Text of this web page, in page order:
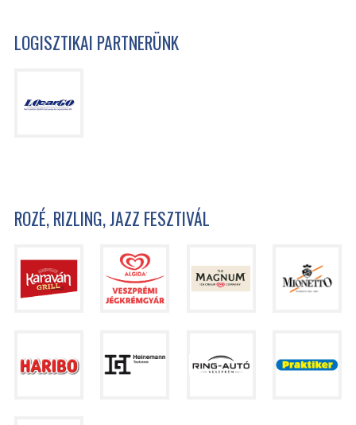
LOGISZTIKAI PARTNERÜNK
ROZÉ, RIZLING, JAZZ FESZTIVÁL